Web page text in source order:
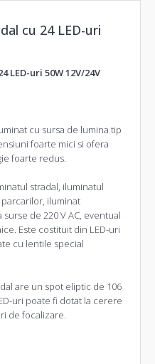
cu 24 LED-uri
uri 50W 12V/24V
cu sursa de lumina tip
foarte mici si ofera
foarte redus.
stradal, iluminatul
iluminat
de 220 V AC, eventual
Este costituit din LED-uri
cu lentile special
are un spot eliptic de 106
uri poate fi dotat la cerere
de focalizare.